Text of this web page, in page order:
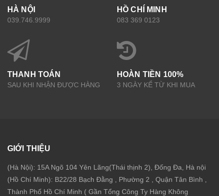
HÀ NỘI
039.746.9999
HỒ CHÍ MINH
083 369 0123
THANH TOÁN
SAU KHI NHẬN ĐƯỢC HÀNG
HOÀN TIỀN 100%
3 NGÀY KỂ TỪ KHI MUA
GIỚI THIỆU
(Hà Nội): 15A Ngõ 104 Yên Lãng(Thái thịnh 2), Đống Đa, Hà nội
(Hồ Chí Minh): B22/28 Bạch Đằng , Phường 2 , Quận Tân Bình ,
Thành Phố Hồ Chí Minh ( Gần Tổng Công Ty Hàng Không